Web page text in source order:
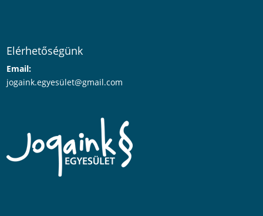
Elérhetőségünk
Email:
jogaink.egyesület@gmail.com